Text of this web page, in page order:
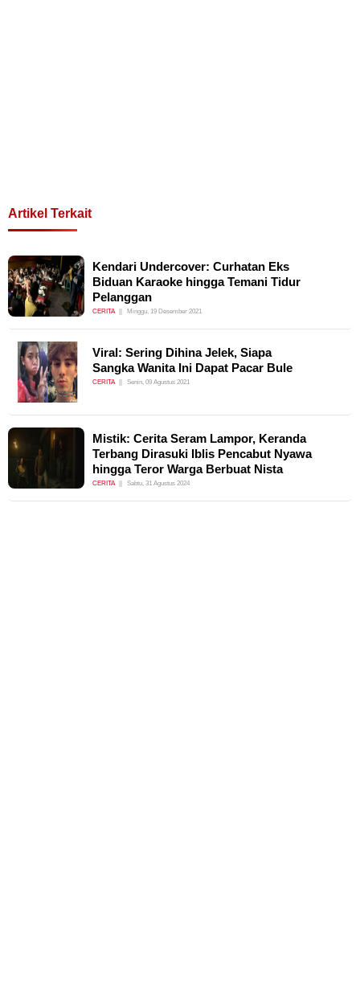
Artikel Terkait
Kendari Undercover: Curhatan Eks
Biduan Karaoke hingga Temani Tidur
Pelanggan
CERITA Minggu, 19 Desember 2021
Viral: Sering Dihina Jelek, Siapa
Sangka Wanita Ini Dapat Pacar Bule
CERITA Senin, 09 Agustus 2021
Mistik: Cerita Seram Lampor, Keranda
Terbang Dirasuki Iblis Pencabut Nyawa
hingga Teror Warga Berbuat Nista
CERITA Sabtu, 31 Agustus 2024